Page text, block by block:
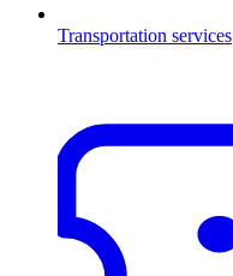
Transportation services